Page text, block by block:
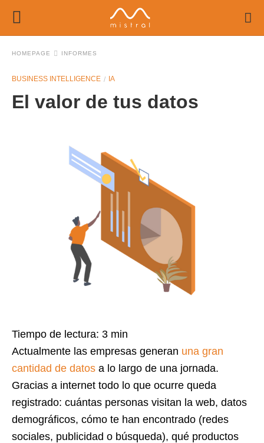
HOMEPAGE INFORMES
BUSINESS INTELLIGENCE IA
El valor de tus datos
Tiempo de lectura: 3 min
Actualmente las empresas generan una gran
cantidad de datos a lo largo de una jornada.
Gracias a internet todo lo que ocurre queda
registrado: cuántas personas visitan la web, datos
demográficos, cómo te han encontrado (redes
sociales, publicidad o búsqueda), qué productos